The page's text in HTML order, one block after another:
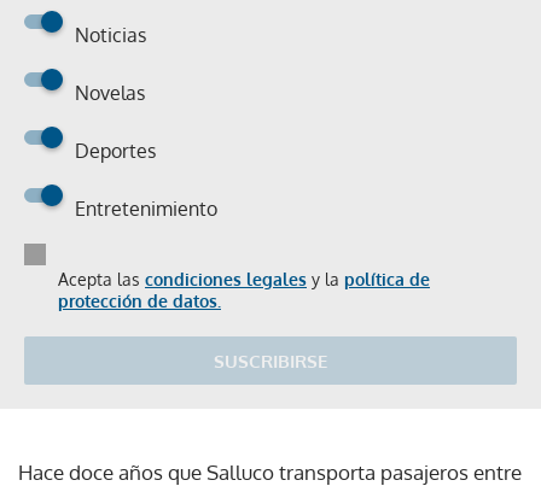
Noticias
Novelas
Deportes
Entretenimiento
Acepta las condiciones legales y la política de
protección de datos.
SUSCRIBIRSE
Hace doce años que Salluco transporta pasajeros entre